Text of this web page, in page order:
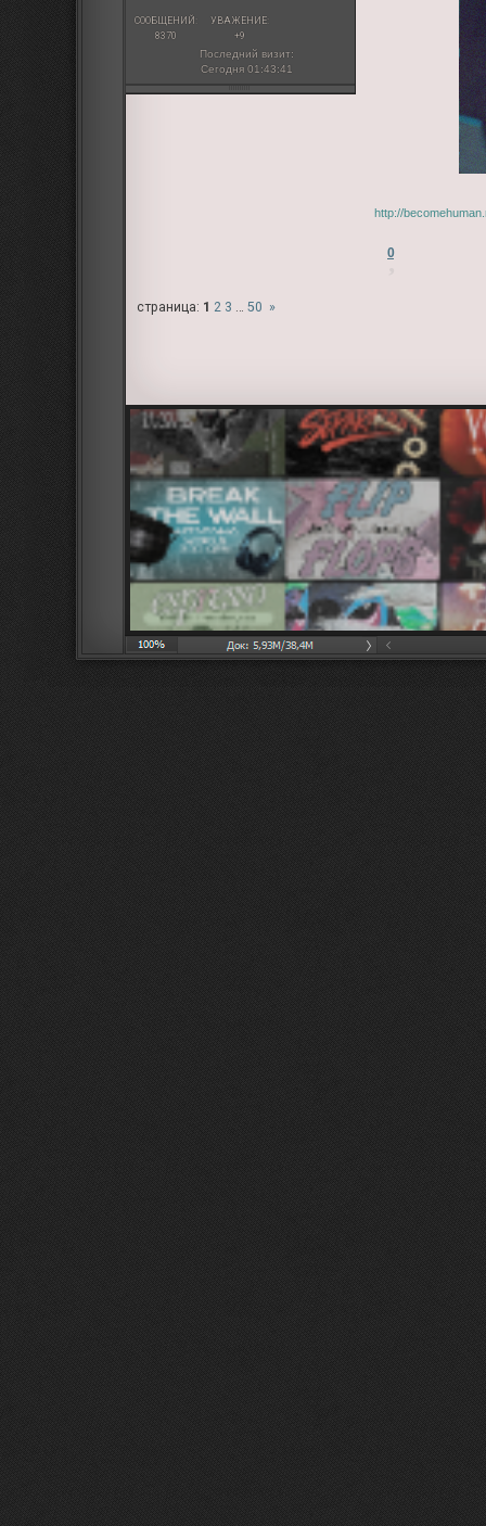
СООБЩЕНИЙ:
8370
УВАЖЕНИЕ:
+9
Последний визит:
Сегодня 01:43:41
http://
0
страница: 1 2 3 50 »